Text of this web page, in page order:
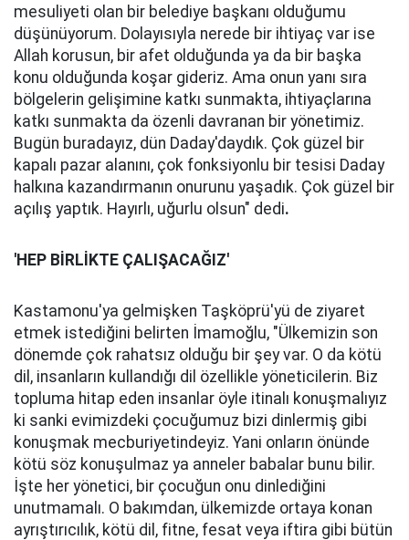
mesuliyeti olan bir belediye başkanı olduğumu
düşünüyorum. Dolayısıyla nerede bir ihtiyaç var ise
Allah korusun, bir afet olduğunda ya da bir başka
konu olduğunda koşar gideriz. Ama onun yanı sıra
bölgelerin gelişimine katkı sunmakta, ihtiyaçlarına
katkı sunmakta da özenli davranan bir yönetimiz.
Bugün buradayız, dün Daday'daydık. Çok güzel bir
kapalı pazar alanını, çok fonksiyonlu bir tesisi Daday
halkına kazandırmanın onurunu yaşadık. Çok güzel bir
açılış yaptık. Hayırlı, uğurlu olsun" dedi.
'HEP BİRLİKTE ÇALIŞACAĞIZ'
Kastamonu'ya gelmişken Taşköprü'yü de ziyaret
etmek istediğini belirten İmamoğlu, "Ülkemizin son
dönemde çok rahatsız olduğu bir şey var. O da kötü
dil, insanların kullandığı dil özellikle yöneticilerin. Biz
topluma hitap eden insanlar öyle itinalı konuşmalıyız
ki sanki evimizdeki çocuğumuz bizi dinlermiş gibi
konuşmak mecburiyetindeyiz. Yani onların önünde
kötü söz konuşulmaz ya anneler babalar bunu bilir.
İşte her yönetici, bir çocuğun onu dinlediğini
unutmamalı. O bakımdan, ülkemizde ortaya konan
ayrıştırıcılık, kötü dil, fitne, fesat veya iftira gibi bütün